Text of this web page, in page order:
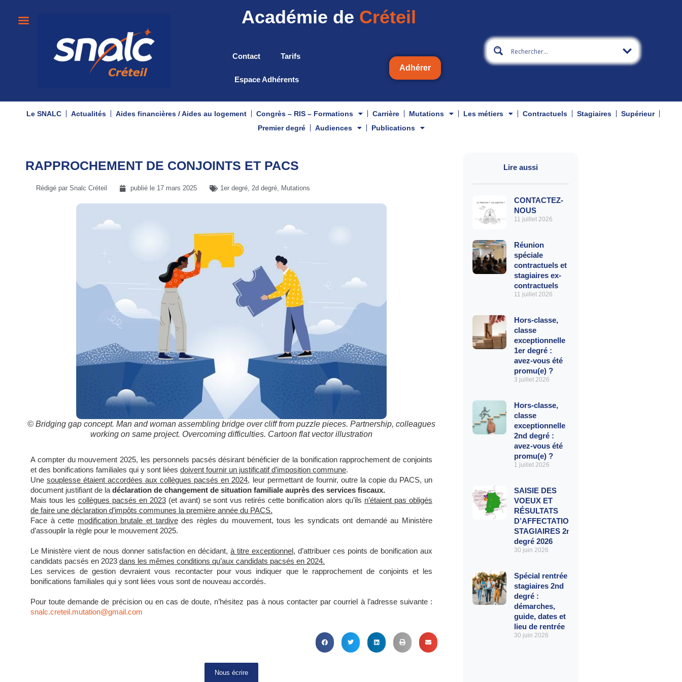
Académie de Créteil
Contact Tarifs
Espace Adhérents
Adhérer
Le SNALC Actualités Aides financières / Aides au logement Congrès – RIS – Formations Carrière Mutations Les métiers Contractuels Stagiaires
Supérieur
Premier degré
Audiences Publications
RAPPROCHEMENT DE CONJOINTS ET PACS
Rédigé par Snalc Créteil publié le 17 mars 2025 1er degré, 2d degré, Mutations
© Bridging gap concept. Man and woman assembling bridge over cliff from puzzle pieces. Partnership, colleagues
working on same project. Overcoming difficulties. Cartoon flat vector illustration
A compter du mouvement 2025, les personnels pacsés désirant bénéficier de la bonification rapprochement de conjoints
et des bonifications familiales qui y sont liées doivent fournir un justificatif d’imposition commune.
Unesouplesse étaient accordées aux collègues pacsés en 2024, leur permettant de fournir, outre la copie du PACS, un
document justifiant de la déclaration de changement de situation familiale auprès des services fiscaux.
Mais tous les collègues pacsés en 2023(et avant) se sont vus retirés cette bonification alors qu’ils n’étaient pas obligés
de faire une déclaration d’impôts communes la première année du PACS.
Face à cette modification brutale et tardivedes règles du mouvement, tous les syndicats ont demandé au Ministère
d’assouplir la règle pour le mouvement 2025.
Le Ministère vient de nous donner satisfaction en décidant, à titre exceptionnel, d’attribuer ces points de bonification aux
candidats pacsés en 2023 dans les mêmes conditions qu’aux candidats pacsés en 2024.
Les services de gestion devraient vous recontacter pour vous indiquer que le rapprochement de conjoints et les
bonifications familiales qui y sont liées vous sont de nouveau accordés.
Pour toute demande de précision ou en cas de doute, n’hésitez pas à nous contacter par courriel à l’adresse suivante :
snalc.creteil.mutation@gmail.com
Nous écrire
Lire aussi
CONTACTEZ-
NOUS
11 juillet 2026
Réunion
spéciale
contractuels et
stagiaires ex-
contractuels
11 juillet 2026
Hors-classe,
classe
exceptionnelle
1er degré :
avez-vous été
promu(e) ?
3 juillet 2026
Hors-classe,
classe
exceptionnelle
2nd degré :
avez-vous été
promu(e) ?
1 juillet 2026
SAISIE DES
VOEUX ET
RÉSULTATS
D’AFFECTATIONS
STAGIAIRES 2nd
degré 2026
30 juin 2026
Spécial rentrée
stagiaires 2nd
degré :
démarches,
guide, dates et
lieu de rentrée
30 juin 2026